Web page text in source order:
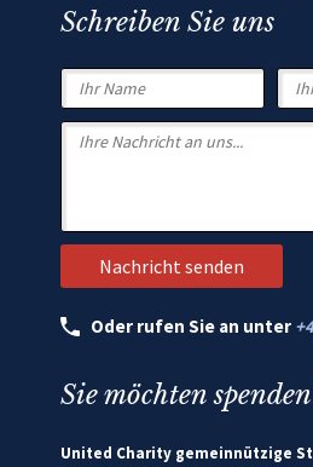
Schreiben Sie uns
Oder rufen Sie an unter
Sie möchten
United Charity gemeinnützige